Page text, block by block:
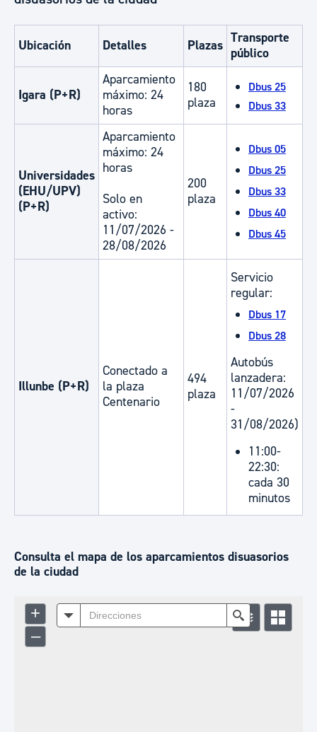
Ubicación Detalles Plazas Transporte
público
Igara (P+R)
Aparcamiento
máximo: 24
horas
180
plaza
Dbus 25
Dbus 33
Universidades
(EHU/UPV)
(P+R)
Aparcamiento
máximo: 24
horas
Solo en
activo:
11/07/2026 -
28/08/2026
200
plaza
Dbus 05
Dbus 25
Dbus 33
Dbus 40
Dbus 45
Illunbe (P+R)
Conectado a
la plaza
Centenario
494
plaza
Servicio
regular:
Dbus 17
Dbus 28
Autobús
lanzadera:
11/07/2026
-
31/08/2026)
11:00-
22:30:
cada 30
minutos
Consulta el mapa de los aparcamientos disuasorios
de la ciudad